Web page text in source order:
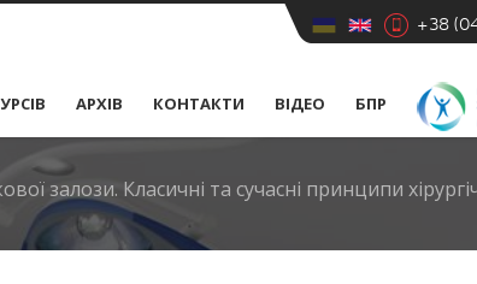
+38
АРХІВ КОНТАКТИ ВІДЕО БПР
залози. Класичні та сучасні принципи